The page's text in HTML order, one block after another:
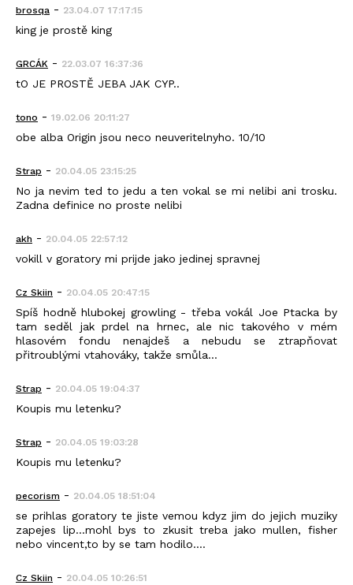
brosqa - 23.04.07 17:17:15
king je prostě king
GRCÁK - 22.03.07 16:37:36
tO JE PROSTĚ JEBA JAK CYP..
tono - 19.02.06 20:11:27
obe alba Origin jsou neco neuveritelnyho. 10/10
Strap - 20.04.05 23:15:25
No ja nevim ted to jedu a ten vokal se mi nelibi ani trosku.
Zadna definice no proste nelibi
akh - 20.04.05 22:57:12
vokill v goratory mi prijde jako jedinej spravnej
Cz Skiin - 20.04.05 20:47:15
Spíš hodně hlubokej growling - třeba vokál Joe Ptacka by
tam seděl jak prdel na hrnec, ale nic takového v mém
hlasovém fondu nenajdeš a nebudu se ztrapňovat
přitroublými vtahováky, takže smůla...
Strap - 20.04.05 19:04:37
Koupis mu letenku?
Strap - 20.04.05 19:03:28
Koupis mu letenku?
pecorism - 20.04.05 18:51:04
se prihlas goratory te jiste vemou kdyz jim do jejich muziky
zapejes lip...mohl bys to zkusit treba jako mullen, fisher
nebo vincent,to by se tam hodilo....
Cz Skiin - 20.04.05 10:26:51